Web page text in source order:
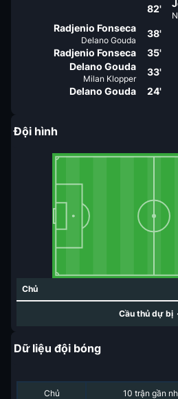
82'
Radjenio Fonseca
Delano Gouda
38'
Radjenio Fonseca
35'
Delano Gouda
Milan Klopper
33'
Delano Gouda
24'
Đội hình
Chủ
Cầu thủ dự bị
Dữ liệu đội bóng
Chủ 10 trận gần